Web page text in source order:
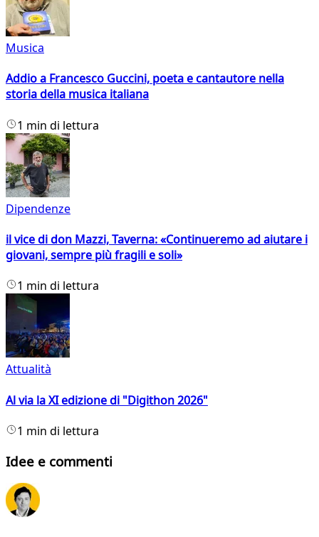
Musica
Addio a Francesco Guccini, poeta e cantautore nella
storia della musica italiana
1 min di lettura
Dipendenze
il vice di don Mazzi, Taverna: «Continueremo ad aiutare i
giovani, sempre più fragili e soli»
1 min di lettura
Attualità
Al via la XI edizione di "Digithon 2026"
1 min di lettura
Idee e commenti